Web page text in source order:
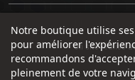
Notre boutique utilise
pour améliorer
recommandons
pleinement de votre
Un site réalisé